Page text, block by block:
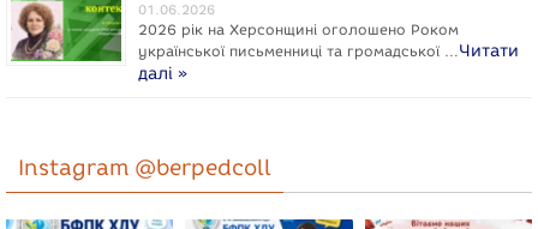
01.06.2026
2026 рік на Херсонщині оголошено Роком
укpaїнcької письменниці та громадської …Читати
далі »
Instagram @berpedcoll